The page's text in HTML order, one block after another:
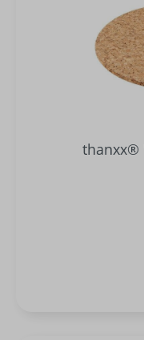
thanxx®